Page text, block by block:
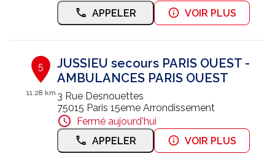
APPELER
VOIR PLUS
5
11.28 km
JUSSIEU secours PARIS OUEST -
AMBULANCES PARIS OUEST
3 Rue Desnouettes
75015 Paris 15eme Arrondissement
Fermé aujourd'hui
APPELER
VOIR PLUS